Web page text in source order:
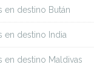
en destino Bután
en destino India
en destino Maldivas